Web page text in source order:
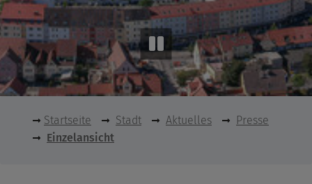
Startseite Stadt Aktuelles
Presse
Einzelansicht